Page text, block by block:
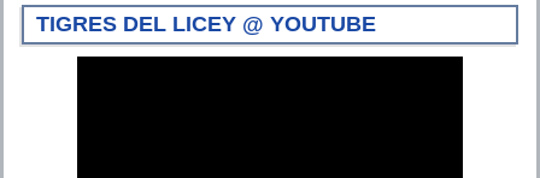
TIGRES DEL LICEY @ YOUTUBE